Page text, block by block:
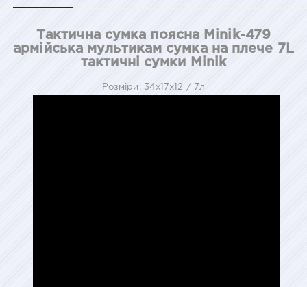
Тактична сумка поясна Minik-479
армійська мультикам сумка на плече 7L
тактичні сумки Minik
Розміри: 34х17х12 / 7л